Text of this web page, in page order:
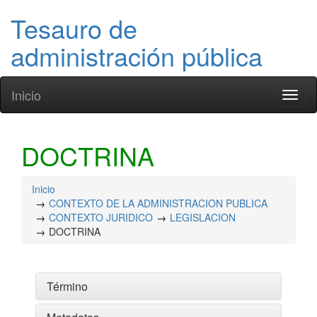
Tesauro de
administración pública
Inicio
DOCTRINA
Inicio
CONTEXTO DE LA ADMINISTRACION PUBLICA
CONTEXTO JURIDICO
LEGISLACION
DOCTRINA
Término